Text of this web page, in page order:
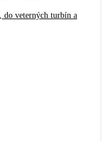
do veterných turbín a